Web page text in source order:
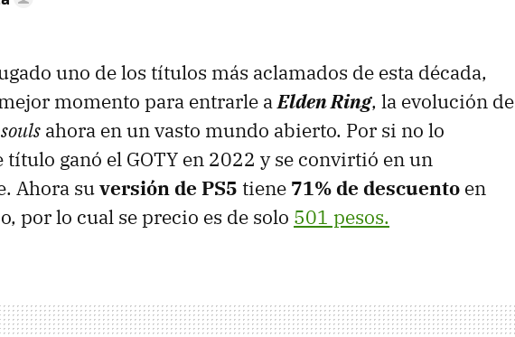
uno de los títulos más aclamados de esta década,
momento para entrarle aElden Ring, la evolución de
souls ahora en un vasto mundo abierto. Por si no lo
título ganó el GOTY en 2022 y se convirtió en un
Ahora suversión de PS5 tiene 71% de descuento en
por lo cual se precio es de solo 501 pesos.